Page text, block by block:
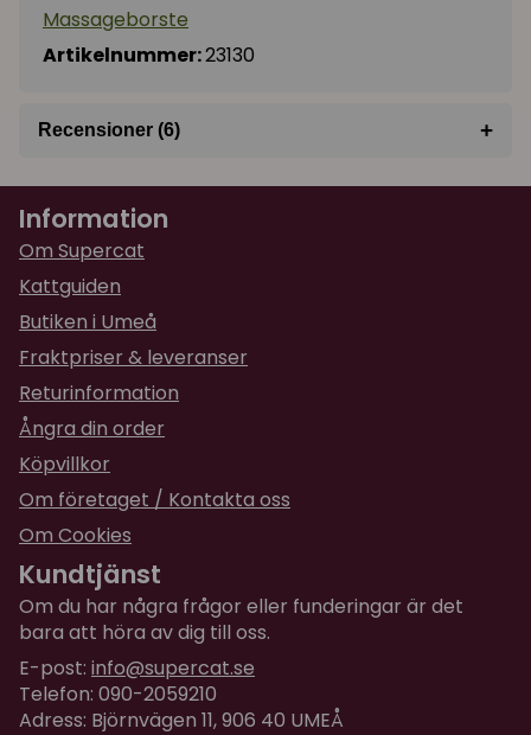
Massageborste
Artikelnummer:23130
Recensioner (6) +
Evelina
för 7 månader sedan
★★★★★
Smidig och bra massagebåge! Den blev
uppskattad.
Thomas
för 1 år sedan
Katten gillar denna väldans mycket
Märta
Populär redan innan den sattes ihop. Missarna
turas om att borsta sig under dagen.
Malin
för 1 år sedan
★★ ★ ★★
Sofia
för 2 år sedan
Information
Om Supercat
Kattguiden
Butiken i Umeå
Fraktpriser & leveranser
Returinformation
Ångra din order
Köpvillkor
Om företaget / Kontakta oss
Om Cookies
Kundtjänst
Om du har några frågor eller funderingar är det
bara att höra av dig till oss.
E-post: info@supercat.se
Telefon: 090-2059210
Adress: Björnvägen 11, 906 40 UMEÅ